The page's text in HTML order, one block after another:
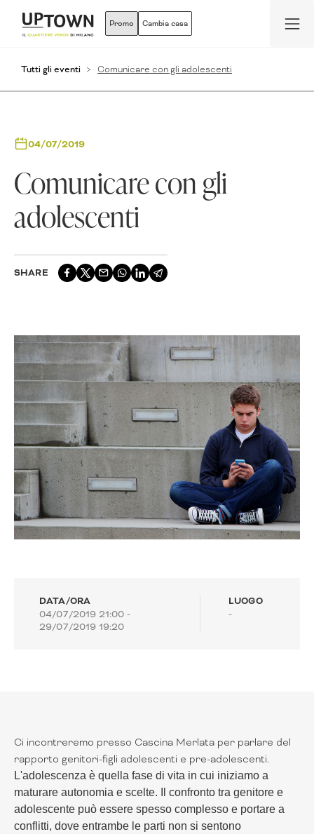
Promo Cambia casa
Tutti gli eventi Comunicare con gli adolescenti
04/07/2019
Comunicare con gli
adolescenti
SHARE
DATA/ORA
04/07/2019 21:00 -
29/07/2019 19:20
LUOGO
-
Ci incontreremo presso Cascina Merlata per parlare del
rapporto genitori-figli adolescenti e pre-adolescenti.
L'adolescenza è quella fase di vita in cui iniziamo a
maturare autonomia e scelte. Il confronto tra genitore e
adolescente può essere spesso complesso e portare a
conflitti, dove entrambe le parti non si sentono